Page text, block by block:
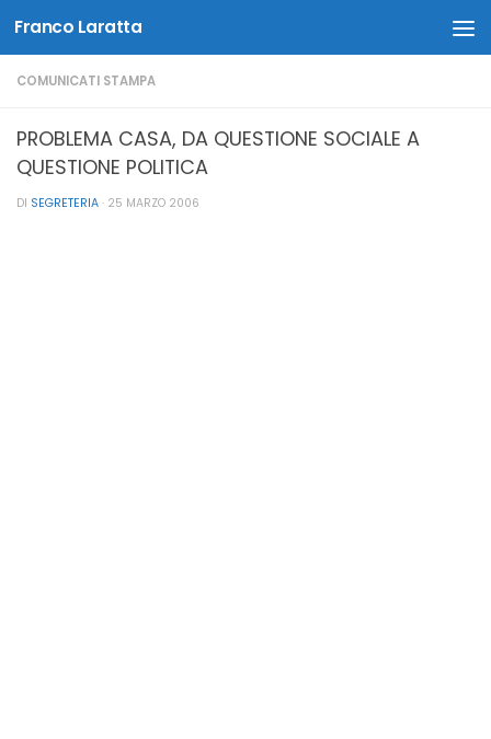
Salta al contenuto
Franco Laratta
COMUNICATI STAMPA
PROBLEMA CASA, DA QUESTIONE SOCIALE A
QUESTIONE POLITICA
DI SEGRETERIA · 25 MARZO 2006